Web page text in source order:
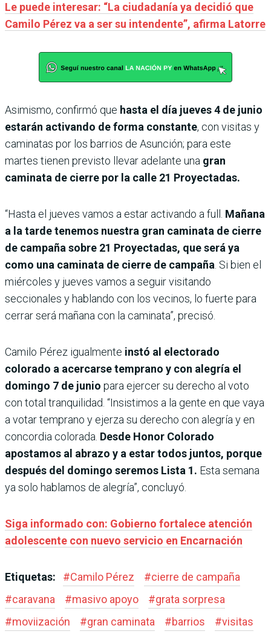
Le puede interesar: “La ciudadanía ya decidió que
Camilo Pérez va a ser su intendente”, afirma Latorre
Asimismo, confirmó que hasta el día jueves 4 de junio
estarán activando de forma constante, con visitas y
caminatas por los barrios de Asunción; para este
martes tienen previsto llevar adelante una gran
caminata de cierre por la calle 21 Proyectadas.
“Hasta el jueves vamos a estar activando a full. Mañana
a la tarde tenemos nuestra gran caminata de cierre
de campaña sobre 21 Proyectadas, que será ya
como una caminata de cierre de campaña. Si bien el
miércoles y jueves vamos a seguir visitando
seccionales y hablando con los vecinos, lo fuerte para
cerrar será mañana con la caminata”, precisó.
Camilo Pérez igualmente instó al electorado
colorado a acercarse temprano y con alegría el
domingo 7 de junio para ejercer su derecho al voto
con total tranquilidad. “Insistimos a la gente en que vaya
a votar temprano y ejerza su derecho con alegría y en
concordia colorada. Desde Honor Colorado
apostamos al abrazo y a estar todos juntos, porque
después del domingo seremos Lista 1. Esta semana
ya solo hablamos de alegría”, concluyó.
Siga informado con: Gobierno fortalece atención
adolescente con nuevo servicio en Encarnación
Etiquetas: #Camilo Pérez #cierre de campaña
#caravana #masivo apoyo #grata sorpresa
#moviización #gran caminata #barrios #visitas